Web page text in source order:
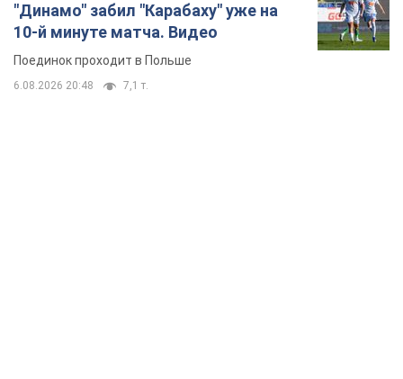
"Динамо" забил "Карабаху" уже на
10-й минуте матча. Видео
Поединок проходит в Польше
6.08.2026 20:48 7,1 т.